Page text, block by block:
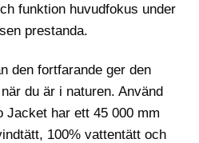
funktion huvudfokus under
prestanda.
den fortfarande ger den
du är i naturen. Använd
Jacket har ett 45 000 mm
100% vattentätt och